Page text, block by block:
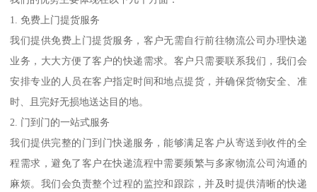
1. 免费上门提货服务
我们提供免费上门提货服务，客户无需自行前往物流公司办理快递
业务，大大方便了客户的快递需求。客户只需要联系我们，我们会
安排专业的人员在客户指定时间和地点提货，并确保货物安全、准
时、且完好无损地送达目的地。
2. 门到门的一站式服务
我们提供完整的门到门快递服务，能够满足客户从寄送到收件的全
程需求，避免了客户在快递流程中需要频繁与多家物流公司沟通的
麻烦。我们会负责整个过程的监控和跟踪，并及时提供清晰的快递